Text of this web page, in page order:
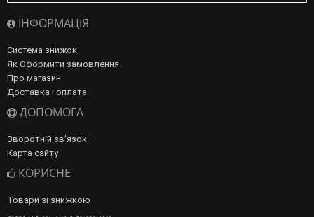
ІНФОРМАЦІЯ
Система знижок
Як Оформити замовлення
Про магазин
Доставка і оплата
ДОПОМОГА
Зворотній зв’язок
Карта сайту
КОРИСНЕ
Товари зі знижкою